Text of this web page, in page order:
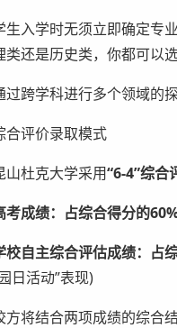
学时无须立即确定专业
类还是历史类，你都可以
学科进行多个领域的探
评价录取模式
杜克大学采用“6-4”综合
考成绩：占综合得分的
校自主综合评估成绩：占
日活动”表现)
结合两项成绩的综合结